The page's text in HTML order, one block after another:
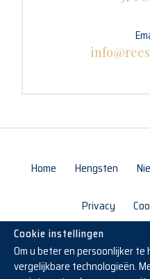
Home Hengsten
Privacy
Cookie instellingen
Om u beter en persoonlijker te
vergelijkbare technologieën.